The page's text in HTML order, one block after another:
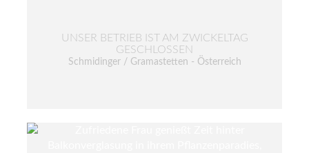
UNSER BETRIEB IST AM ZWICKELTAG
GESCHLOSSEN
Schmidinger / Gramastetten - Österreich